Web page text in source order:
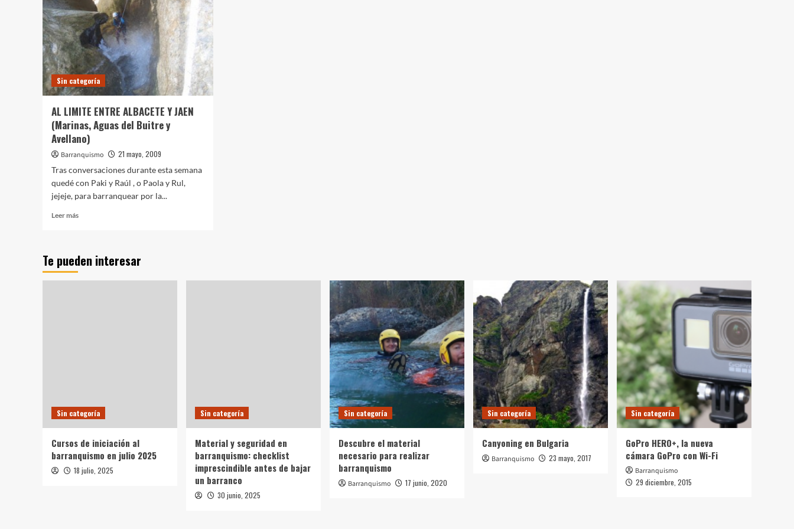
Sin categoría
AL LIMITE ENTRE ALBACETE Y JAEN
(Marinas, Aguas del Buitre y
Avellano)
Barranquismo
21 mayo, 2009
Tras conversaciones durante esta semana
quedé con Paki y Raúl , o Paola y Rul,
jejeje, para barranquear por la...
Leer másLeer
LIMITE
ALBACETE
Te pueden interesar
Sin categoría
Cursos de iniciación al
barranquismo en julio 2025
18 julio, 2025
Sin categoría
Material y seguridad en
barranquismo: checklist
imprescindible antes de bajar
un barranco
30 junio, 2025
Sin categoría
Descubre el material
necesario para realizar
barranquismo
Barranquismo 17 junio, 2020
Sin categoría
Canyoning en Bulgaria
Barranquismo 23 mayo, 2017
Sin categoría
GoPro HERO+, la nueva
cámara GoPro con Wi-Fi
Barranquismo
29 diciembre, 2015